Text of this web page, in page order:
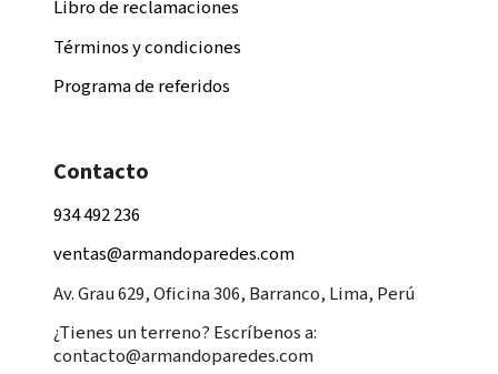
Libro de reclamaciones
Términos y condiciones
Programa de referidos
Contacto
934 492 236
ventas@armandoparedes.com
Av. Grau 629, Oficina 306, Barranco, Lima, Perú
¿Tienes un terreno? Escríbenos a:
contacto@armandoparedes.com